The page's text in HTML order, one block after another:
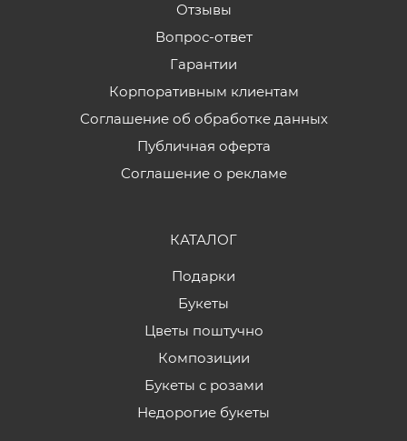
Отзывы
Вопрос-ответ
Гарантии
Корпоративным клиентам
Соглашение об обработке данных
Публичная оферта
Соглашение о рекламе
КАТАЛОГ
Подарки
Букеты
Цветы поштучно
Композиции
Букеты с розами
Недорогие букеты